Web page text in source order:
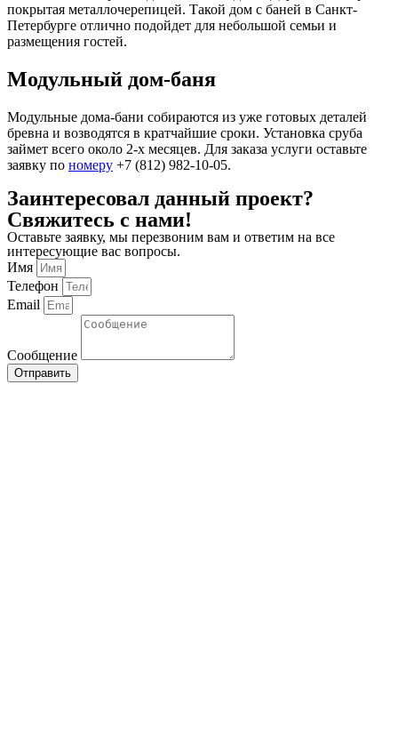
покрытая металлочерепицей. Такой дом с баней в Санкт-
Петербурге отлично подойдет для небольшой семьи и
размещения гостей.
Модульный дом-баня
Модульные дома-бани собираются из уже готовых деталей
бревна и возводятся в кратчайшие сроки. Установка сруба
займет всего около 2-х месяцев. Для заказа услуги оставьте
заявку по номеру +7 (812) 982-10-05.
Заинтересовал данный проект?
Свяжитесь с нами!
Оставьте заявку, мы перезвоним вам и ответим на все
интересующие вас вопросы.
Имя
Телефон
Email
Сообщение
Отправить